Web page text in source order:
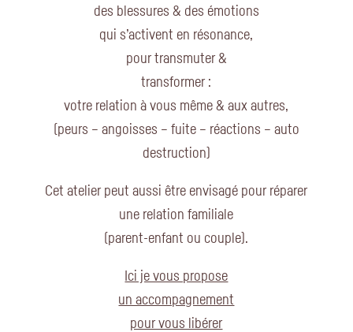
des blessures & des émotions
qui s’activent en résonance,
pour transmuter &
transformer :
votre relation à vous même & aux autres,
(peurs – angoisses – fuite – réactions – auto
destruction)
Cet atelier peut aussi être envisagé pour réparer
une relation familiale
(parent-enfant ou couple).
Ici je vous propose
un accompagnement
pour vous libérer